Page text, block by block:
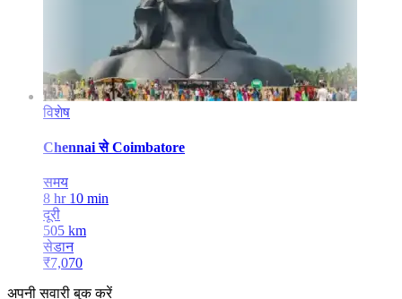
विशेष
Chennai से Coimbatore
समय
8 hr 10 min
दूरी
505 km
सेडान
₹7,070
अपनी सवारी बुक करें